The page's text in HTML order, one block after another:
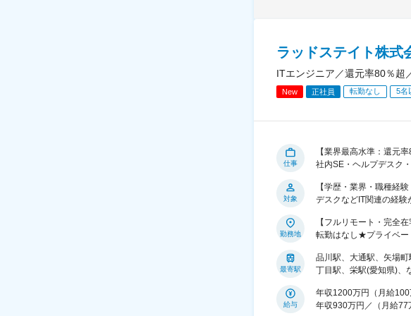
ラッドステイト株式
ITエンジニア／還元率80％超
New 正社員 転勤なし 5名
仕事
【業界最高水準：還元
社内SE・ヘルプデスク
対象
【学歴・業界・職種経
デスクなどIT関連の経験
勤務地
【フルリモート・完全
転勤はなし★プライベー
最寄駅
品川駅、大通駅、矢場
丁目駅、栄駅(愛知県)、
給与
年収1200万円（月給
年収930万円／（月給